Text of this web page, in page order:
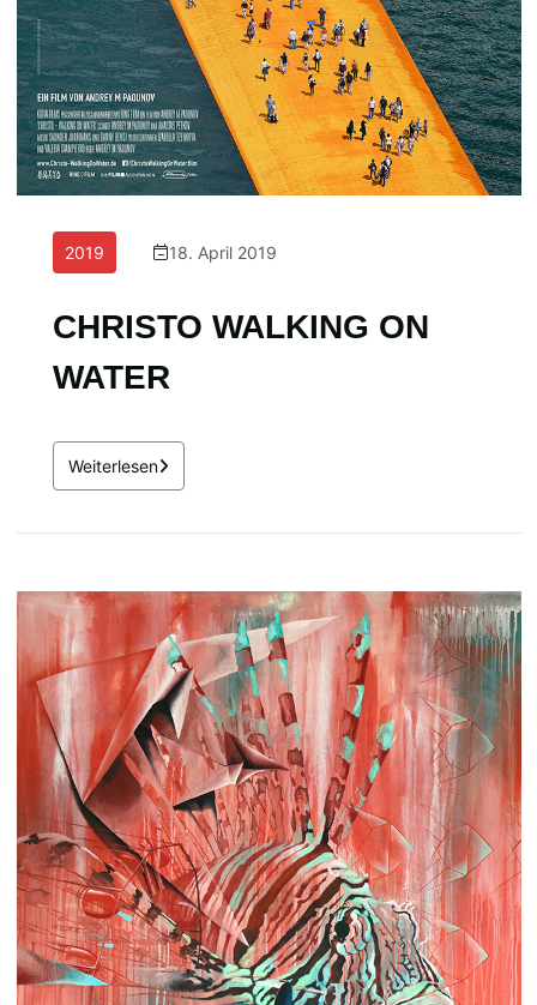
2019 18. April 2019
CHRISTO WALKING ON
WATER
Weiterlesen